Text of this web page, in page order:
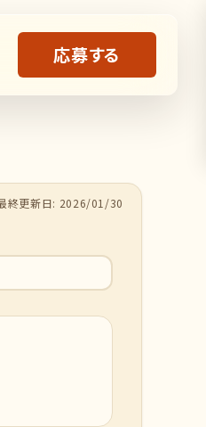
応募する
終更新日: 2026/01/30